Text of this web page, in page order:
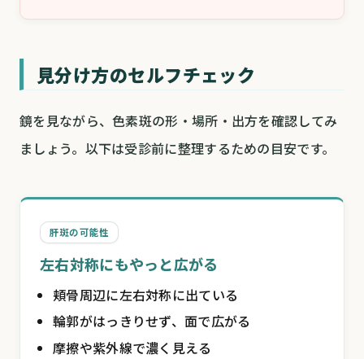
見分け方のセルフチェック
鏡を見ながら、色素斑の形・場所・出方を確認してみ
ましょう。以下は受診前に整理するための目安です。
肝斑の可能性
左右対称にもやっと広がる
頬骨周辺に左右対称に出ている
輪郭がはっきりせず、面で広がる
摩擦や紫外線で濃く見える